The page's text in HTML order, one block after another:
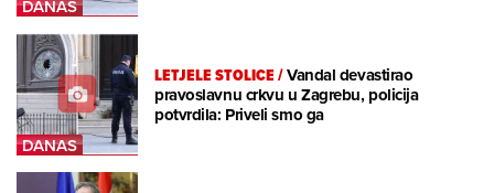
LETJELE STOLICE/Vandal devastirao
pravoslavnu crkvu u Zagrebu, policija
potvrdila: Priveli smo ga